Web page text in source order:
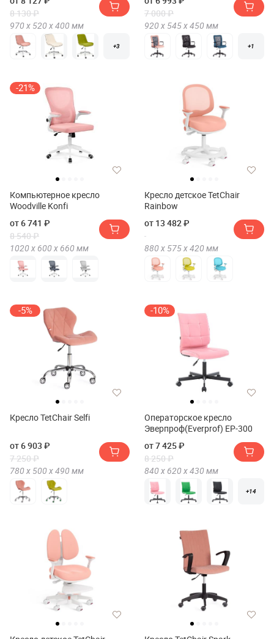
8 130 ₽
970 х 520 х400 мм
+3
7 000 ₽
920 х 545 х450 мм
+1
-21%
Компьютерное кресло
Woodville Konfi
от 6 741 ₽
8 540 ₽
1020 х 600 х 660 мм
Кресло детское TetChair
Rainbow
от 13 482 ₽
880 х 575 х420 мм
-5%
Кресло TetChair Selfi
от 6 903 ₽
7 250 ₽
780 х 500 х490 мм
-10%
Операторское кресло
Эверпроф(Everprof) EP-300
от 7 425 ₽
8 250 ₽
840 х 620 х430 мм
+14